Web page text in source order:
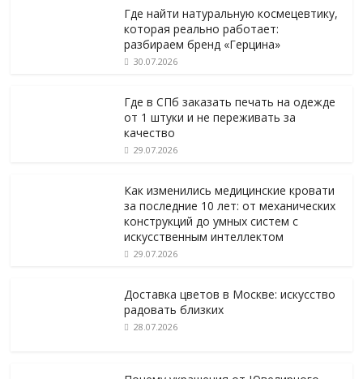
Где найти натуральную космецевтику,
которая реально работает:
разбираем бренд «Герцина»
30.07.2026
Где в СПб заказать печать на одежде
от 1 штуки и не переживать за
качество
29.07.2026
Как изменились медицинские кровати
за последние 10 лет: от механических
конструкций до умных систем с
искусственным интеллектом
29.07.2026
Доставка цветов в Москве: искусство
радовать близких
28.07.2026